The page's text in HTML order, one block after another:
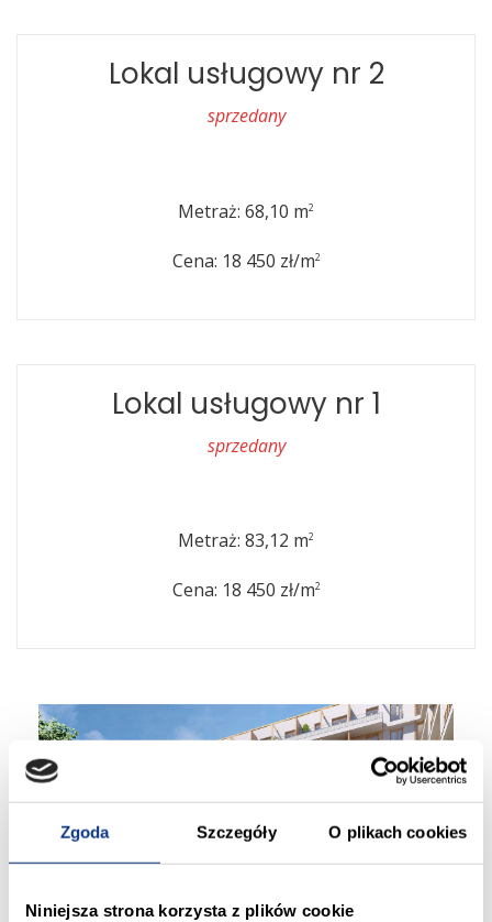
Zgoda Szczegóły O plikach cookies
Niniejsza strona korzysta z plików cookie
Lokal usługowy nr 2
sprzedany
Metraż: 68,10 m2
Cena: 18 450 zł/m2
Lokal usługowy nr 1
sprzedany
Metraż: 83,12 m2
Cena: 18 450 zł/m2